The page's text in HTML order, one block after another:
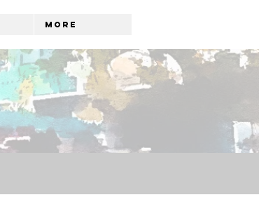
More